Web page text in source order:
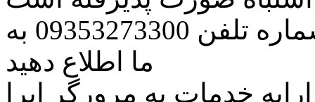
مراتب این مسئله را از طریق شماره تلفن 09353273300 به
ما اطلاع دهید
خدمات به مرورگر اپرا